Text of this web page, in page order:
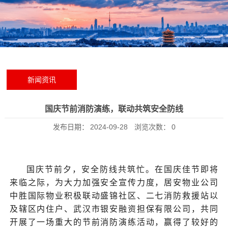
新闻资讯
国庆节前消防演练，联动共筑安全防线
发布日期： 2024-09-28 浏览次数： 0
国庆节前夕，安全防线共筑忙。在国庆佳节即将
来临之际，为大力加强安全宣传力度，居安物业公司
中胜国际物业积极联动盛锦社区、二七消防救援站以
及辖区内住户、武汉市银安融资担保有限公司，共同
开展了一场重大的节前消防演练活动，赢得了较好的